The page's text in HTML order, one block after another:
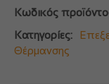
Κωδικός
Κατηγορίες:
Θέρμανσης